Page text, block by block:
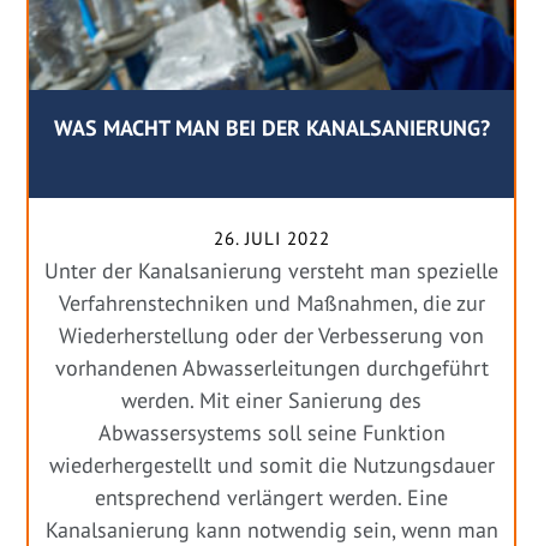
WAS MACHT MAN BEI DER KANALSANIERUNG?
26. JULI 2022
Unter der Kanalsanierung versteht man spezielle
Verfahrenstechniken und Maßnahmen, die zur
Wiederherstellung oder der Verbesserung von
vorhandenen Abwasserleitungen durchgeführt
werden. Mit einer Sanierung des
Abwassersystems soll seine Funktion
wiederhergestellt und somit die Nutzungsdauer
entsprechend verlängert werden. Eine
Kanalsanierung kann notwendig sein, wenn man